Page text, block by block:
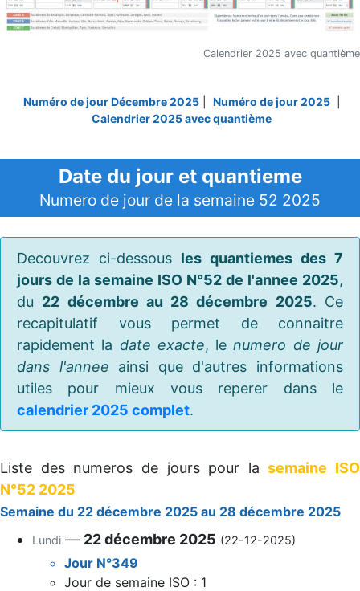
Calendrier 2025 avec quantième
Numéro de jour Décembre 2025| Numéro de jour 2025
Calendrier 2025 avec quantième
Date du jour et quantieme
Numero de jour de la semaine 52 2025
Decouvrez ci-dessous les quantiemes des 7
jours de la semaine ISO N°52 de l'annee 2025,
du 22 décembre au 28 décembre 2025. Ce
recapitulatif vous permet de connaitre
rapidement la date exacte, lenumero de jour
dans l'annee ainsi que d'autres informations
utiles pour mieux vous reperer dans le
calendrier 2025 complet.
Liste des numeros de jours pour lasemaine ISO
N°52 2025
Semaine du 22 décembre 2025 au 28 décembre 2025
Lundi — 22 décembre 2025 (22-12-2025)
Jour N°349
Jour de semaine ISO : 1